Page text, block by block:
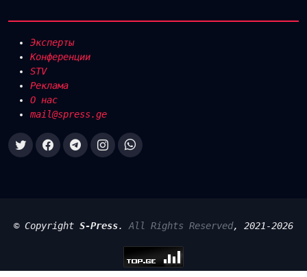
Эксперты
Конференции
STV
Реклама
О нас
mail@spress.ge
© Copyright S-Press. All Rights Reserved, 2021-2026